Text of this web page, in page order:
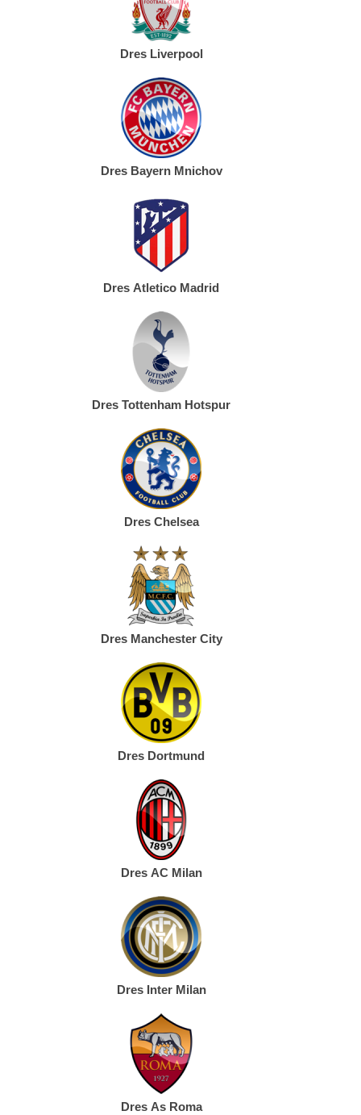
Dres Liverpool
Dres Bayern Mnichov
Dres Atletico Madrid
Dres Tottenham Hotspur
Dres Chelsea
Dres Manchester City
Dres Dortmund
Dres AC Milan
Dres Inter Milan
Dres As Roma